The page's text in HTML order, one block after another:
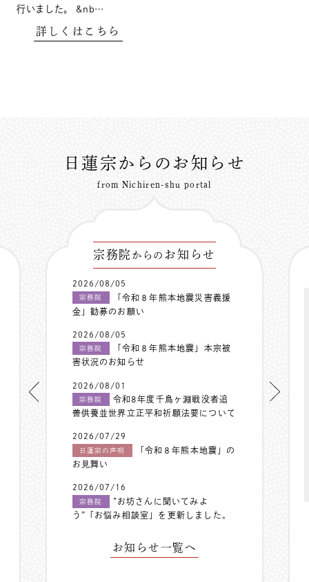
行いました。 &nb…
詳しくはこちら
日蓮宗からのお知らせ
from Nichiren-shu portal
宗務院 からの お知らせ
2026/08/05
宗務院
「令和８年熊本地震災害義援
金」勧募のお願い
2026/08/05
宗務院
「令和８年熊本地震」本宗被
害状況のお知らせ
2026/08/01
宗務院
令和8年度千鳥ヶ淵戦没者追
善供養並世界立正平和祈願法要について
2026/07/29
日蓮宗の声明
「令和８年熊本地震」の
お見舞い
2026/07/16
宗務院
”お坊さんに聞いてみよ
う”「お悩み相談室」を更新しました。
お知らせ一覧へ